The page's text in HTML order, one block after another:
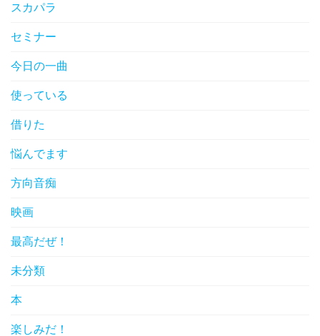
スカパラ
セミナー
今日の一曲
使っている
借りた
悩んでます
方向音痴
映画
最高だぜ！
未分類
本
楽しみだ！